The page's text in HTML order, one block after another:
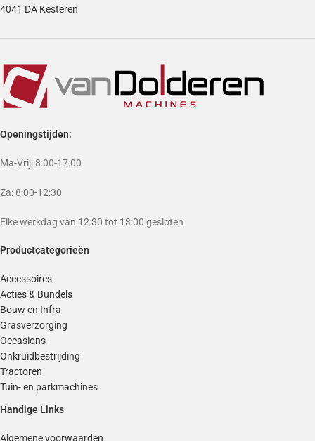
4041 DA Kesteren
Openingstijden:
Ma-Vrij: 8:00-17:00
Za: 8:00-12:30
Elke werkdag van 12:30 tot 13:00 gesloten
Productcategorieën
Accessoires
Acties & Bundels
Bouw en Infra
Grasverzorging
Occasions
Onkruidbestrijding
Tractoren
Tuin- en parkmachines
Handige Links
Algemene voorwaarden